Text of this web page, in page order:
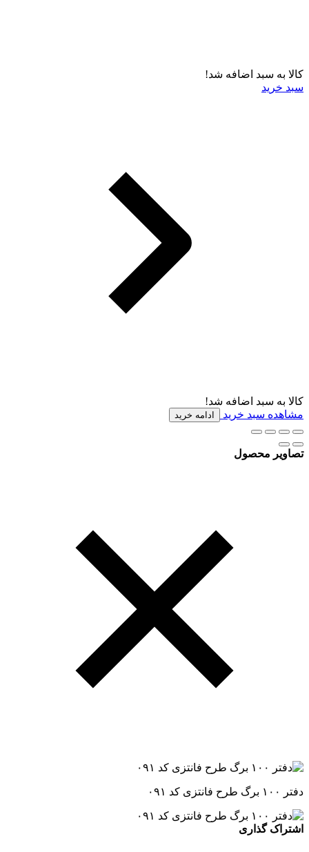
کالا به سبد اضافه شد!
سبد خرید
کالا به سبد اضافه شد!
مشاهده سبد خرید
ادامه خرید
تصاویر محصول
دفتر ۱۰۰ برگ طرح فانتزی کد ۰۹۱
اشتراک گذاری